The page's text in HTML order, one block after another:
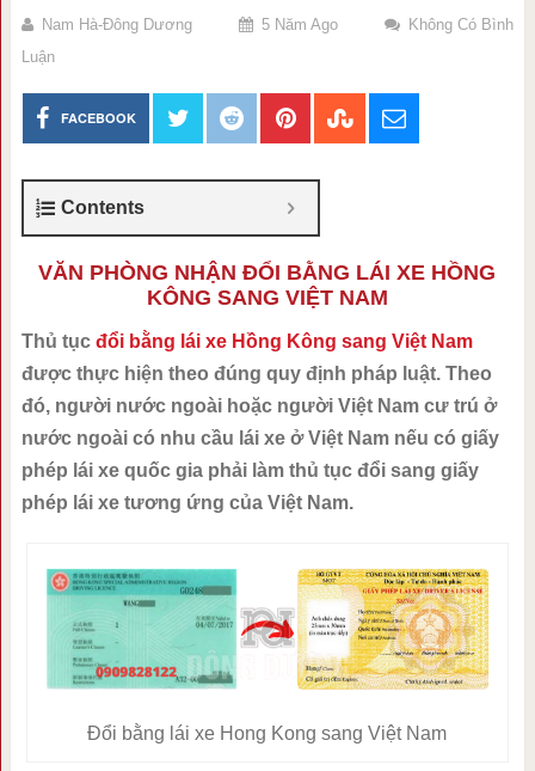
Nam Hà-Đông Dương 5 Năm Ago
Không Có Bình
Luận
FACEBOOK
Contents
VĂN PHÒNG NHẬN ĐỔI BẰNG LÁI XE HỒNG
KÔNG SANG VIỆT NAM
Thủ tục đổi bằng lái xe Hồng Kông sang Việt Nam
được thực hiện theo đúng quy định pháp luật. Theo
đó, người nước ngoài hoặc người Việt Nam cư trú ở
nước ngoài có nhu cầu lái xe ở Việt Nam nếu có giấy
phép lái xe quốc gia phải làm thủ tục đổi sang giấy
phép lái xe tương ứng của Việt Nam.
Đổi bằng lái xe Hong Kong sang Việt Nam